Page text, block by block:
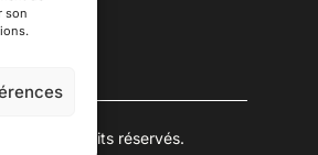
son
Tous droits réservés.